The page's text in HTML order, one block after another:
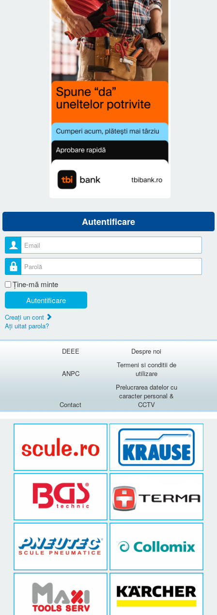
Autentificare
Nume utilizator
Parolă
Ţine-mă minte
Autentificare
Creaţi un cont
Aţi uitat parola?
DEEE Despre noi
ANPC
Termeni si conditii de
utilizare
Contact
Prelucrarea datelor cu
caracter personal &
CCTV